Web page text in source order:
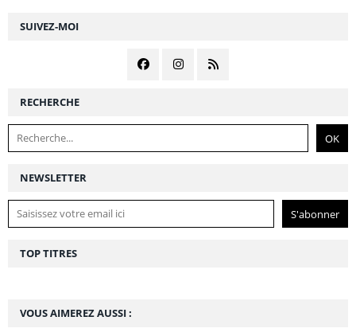
NEWSLETTER
SUIVEZ-MOI
RECHERCHE
VOUS AIMEREZ AUSSI :
TOP TITRES